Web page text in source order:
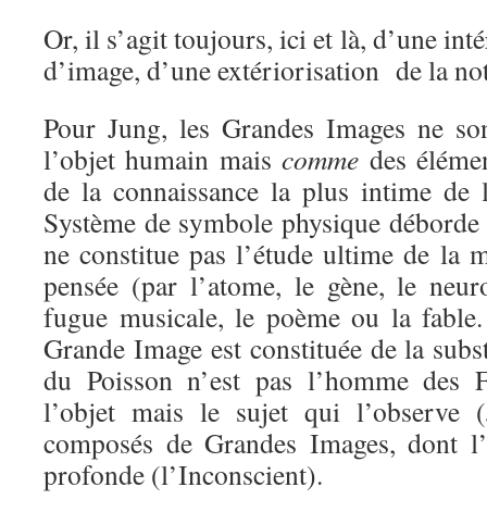
Or, il s’agit toujours, ici et là, d’une
d’image, d’une extériorisation de la
Pour Jung, les Grandes Images ne
l’objet humain maiscomme des
de la connaissance la plus intime de
Système de symbole physique
ne constitue pas l’étude ultime de la
pensée (par l’atome, le gène, le
fugue musicale, le poème ou la
Grande Image est constituée de la
du Poisson n’est pas l’homme des
l’objet mais le sujet qui l’observe
composés de Grandes Images, dont
profonde (l’Inconscient).